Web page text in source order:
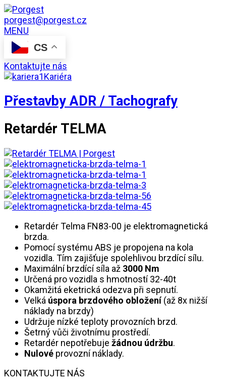
porgest@porgest.cz
MENU
CS
Kontaktujte nás
Kariéra
Přestavby ADR / Tachografy
Retardér TELMA
Retardér Telma FN83-00 je elektromagnetická
brzda.
Pomocí systému ABS je propojena na kola
vozidla. Tím zajišťuje spolehlivou brzdící sílu.
Maximální brzdící síla až 3000 Nm
Určená pro vozidla s hmotností 32-40t
Okamžitá eketrická odezva při sepnutí.
Velká úspora brzdového obložení(až 8x nižší
náklady na brzdy)
Udržuje nízké teploty provozních brzd.
Šetrný vůči životnímu prostředí.
Retardér nepotřebuje žádnou údržbu.
Nulové provozní náklady.
KONTAKTUJTE NÁS